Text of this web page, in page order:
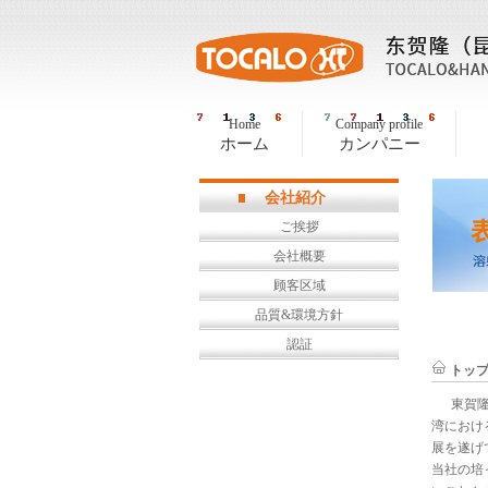
Home
ホーム
Company profile
カンパニー
会社紹介
ご挨拶
会社概要
顾客区域
品質&環境方針
認証
トッ
東賀隆
湾におけ
展を遂げ
当社の培